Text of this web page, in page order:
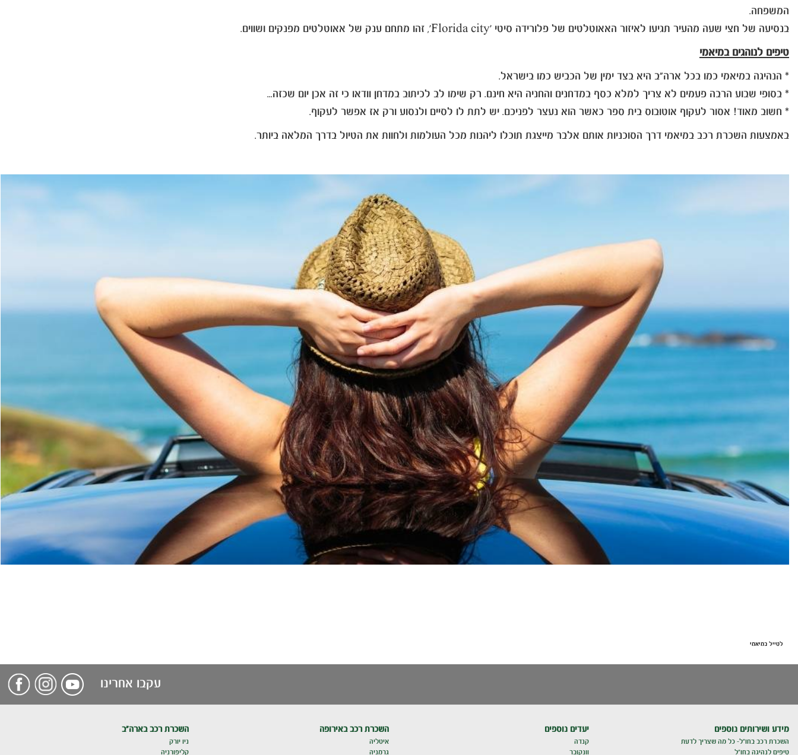
המשפחה.
בנסיעה של חצי שעה מהעיר תגיעו לאיזור האאוטלטים של פלורידה סיטי 'Florida city', זהו מתחם ענק של אאוטלטים מפנקים ושווים.
טיפים לנוהגים במיאמי
* הנהיגה במיאמי כמו בכל ארה"ב היא בצד ימין של הכביש כמו בישראל.
* בסופי שבוע הרבה פעמים לא צריך למלא כסף במדחנים והחניה היא חינם. רק שימו לב לכיתוב במדחן וודאו כי זה אכן יום שכזה...
* חשוב מאוד! אסור לעקוף אוטובוס בית ספר כאשר הוא נעצר לפניכם. יש לתת לו לסיים ולנסוע ורק אז אפשר לעקוף.
באמצעות השכרת רכב במיאמי דרך הסוכניות אותם אלבר מייצגת תוכלו ליהנות מכל העולמות ולחוות את הטיול בדרך המלאה ביותר.
לטייל במיאמי
עקבו אחרינו
מידע ושירותים נוספים
השכרת רכב בחו"ל- כל מה שצריך לדעת
טיפים לנהיגה בחו"ל
יעדים נוספים
קנדה
וונקובר
השכרת רכב באירופה
איטליה
גרמניה
השכרת רכב בארה"ב
ניו יורק
קליפורניה